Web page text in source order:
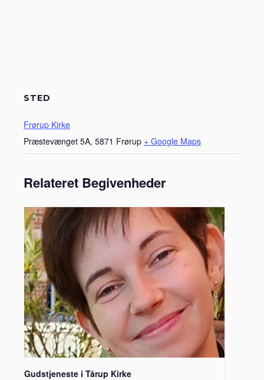
STED
Frørup Kirke
Præstevænget 5A, 5871 Frørup + Google Maps
Relateret Begivenheder
Gudstjeneste i Tårup Kirke